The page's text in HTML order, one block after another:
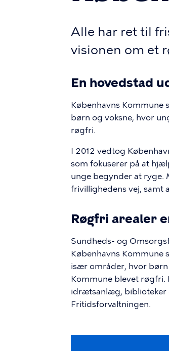
Alle har ret til
visionen om et
En hovedstad
Københavns Kommune
børn og voksne, hvor
røgfri.
I 2012 vedtog
som fokuserer på at
unge begynder at ryge.
frivillighedens vej, samt
Røgfri arealer
Sundheds- og
Københavns Kommune
især områder, hvor børn
Kommune blevet røgfri.
idrætsanlæg, biblioteker
Fritidsforvaltningen.